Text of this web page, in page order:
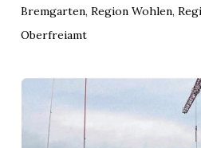
Stellen
E-
Newsletter
Bremgarten,Region Wohlen,
Oberfreiamt